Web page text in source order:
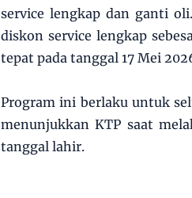
service lengkap dan ganti
diskon service lengkap
tepat pada tanggal 17 Mei
Program ini berlaku untuk
menunjukkan KTP saat
tanggal lahir.